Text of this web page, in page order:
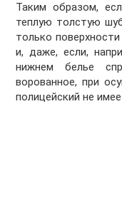
Таким образом,
теплую толстую
только
и, даже, если,
нижнем белье
ворованное, при
полицейский не